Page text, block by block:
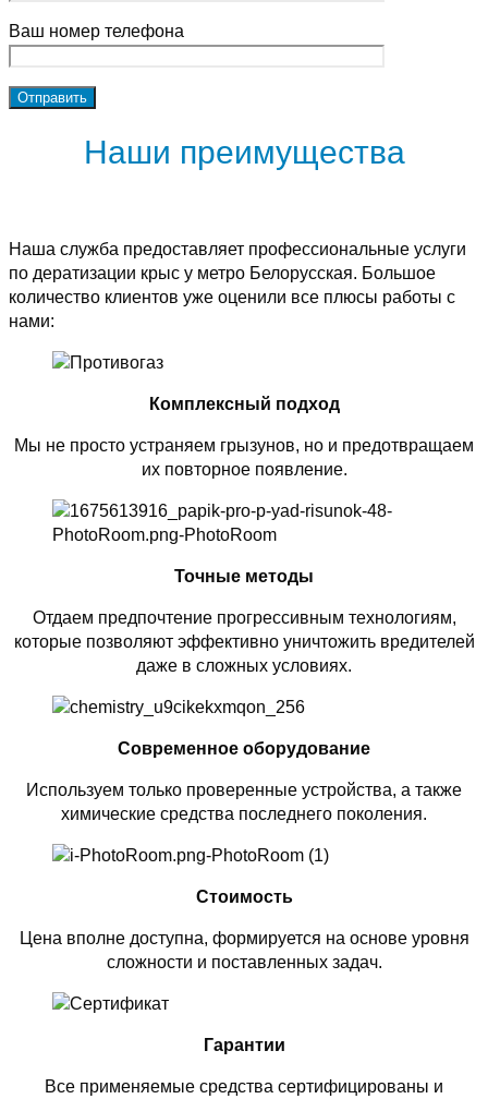
Ваш номер телефона
Наши преимущества
Наша служба предоставляет профессиональные услуги
по дератизации крыс у метро Белорусская. Большое
количество клиентов уже оценили все плюсы работы с
нами:
Комплексный подход
Мы не просто устраняем грызунов, но и предотвращаем
их повторное появление.
Точные методы
Отдаем предпочтение прогрессивным технологиям,
которые позволяют эффективно уничтожить вредителей
даже в сложных условиях.
Современное оборудование
Используем только проверенные устройства, а также
химические средства последнего поколения.
Стоимость
Цена вполне доступна, формируется на основе уровня
сложности и поставленных задач.
Гарантии
Все применяемые средства сертифицированы и